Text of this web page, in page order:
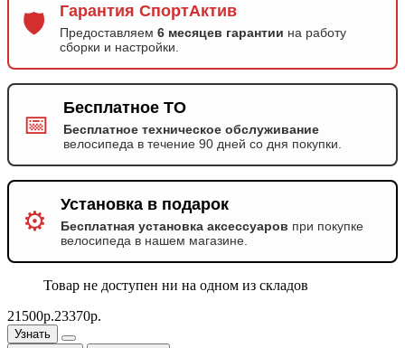
🛡️ Гарантия СпортАктив
Предоставляем 6 месяцев гарантии на работу
сборки и настройки.
📅
Бесплатное ТО
Бесплатное техническое обслуживание
велосипеда в течение 90 дней со дня покупки.
⚙️
Установка в подарок
Бесплатная установка аксессуаров при покупке
велосипеда в нашем магазине.
Товар не доступен ни на одном из складов
21500р.23370р.
Узнать